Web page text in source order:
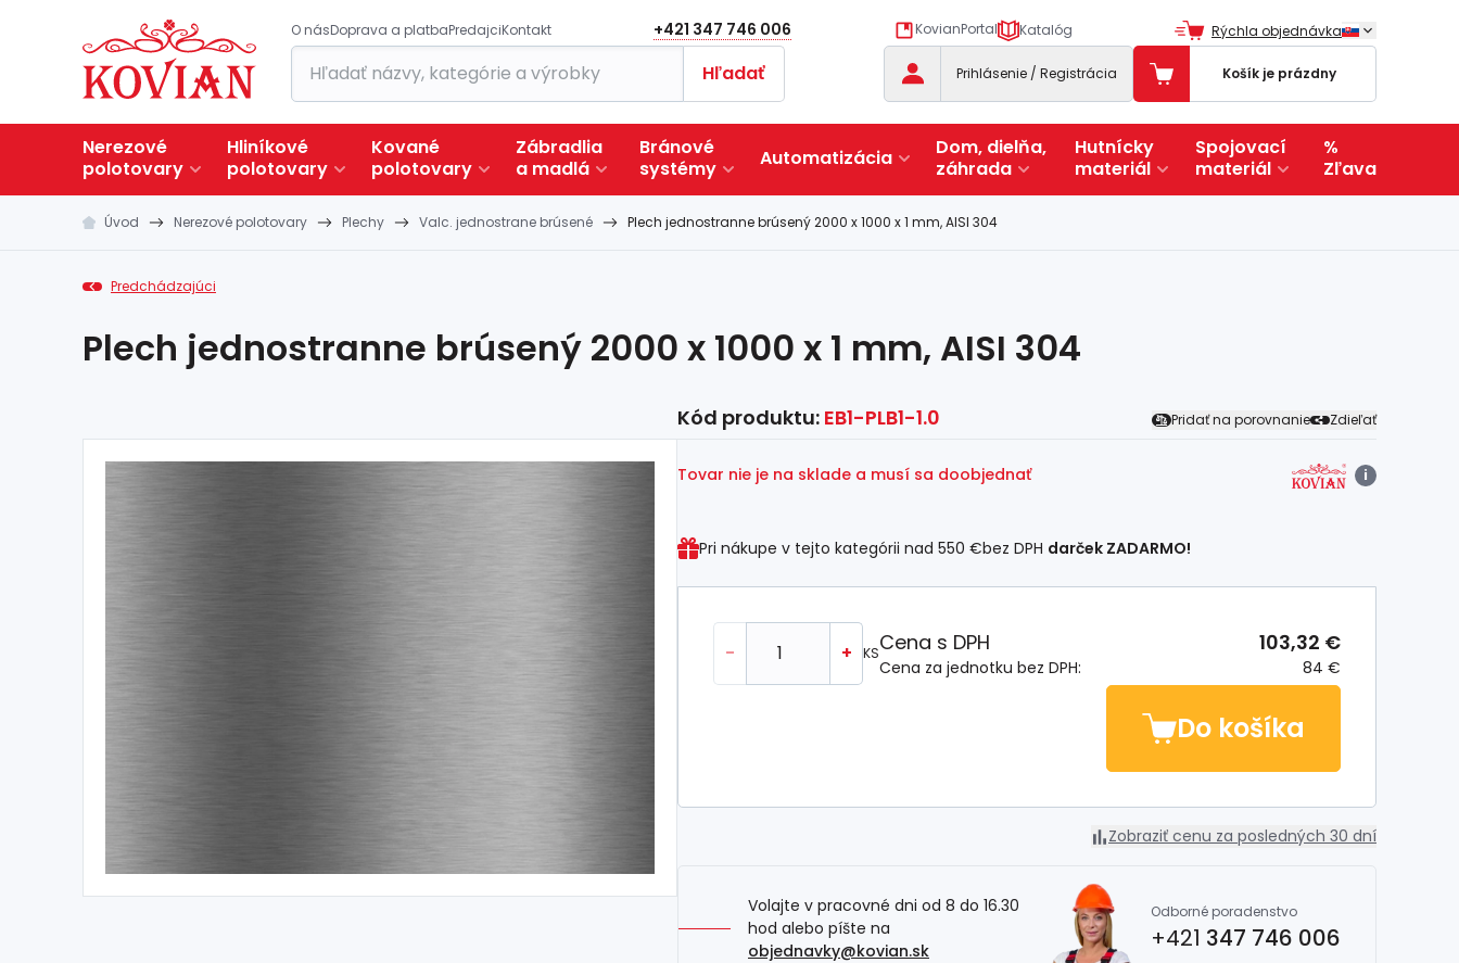
O násDoprava a platbaPredajciKontakt +421 347 746 006 KovianPortal Katalóg Rýchla objednávka
Hľadať Prihlásenie / Registrácia Košík je prázdny
Nerezové
polotovary
Hliníkové
polotovary
Kované
polotovary
Zábradlia
a madlá
Bránové
systémy
Automatizácia
Dom, dielňa,
záhrada
Hutnícky
materiál
Spojovací
materiál
%
Zľava
Úvod Nerezové polotovary Plechy Valc. jednostrane brúsené Plech jednostranne brúsený 2000 x 1000 x 1 mm, AISI 304
Predchádzajúci
Plech jednostranne brúsený 2000 x 1000 x 1 mm, AISI 304
Kód produktu: EB1-PLB1-1.0 Pridať na porovnanie Zdieľať
Tovar nie je na sklade a musí sa doobjednať i
Pri nákupe v tejto kategórii nad 550 €bez DPH darček ZADARMO!
- + KS
Cena za jednotku bez DPH: 84 €
Cena s DPH 103,32 €
Do košíka
Zobraziť cenu za posledných 30 dní
Volajte v pracovné dni od 8 do 16.30
hod alebo píšte na
objednavky@kovian.sk
Odborné poradenstvo
+421 347 746 006